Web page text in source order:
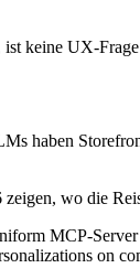
keine UX-
haben
wo die
MCP-
on